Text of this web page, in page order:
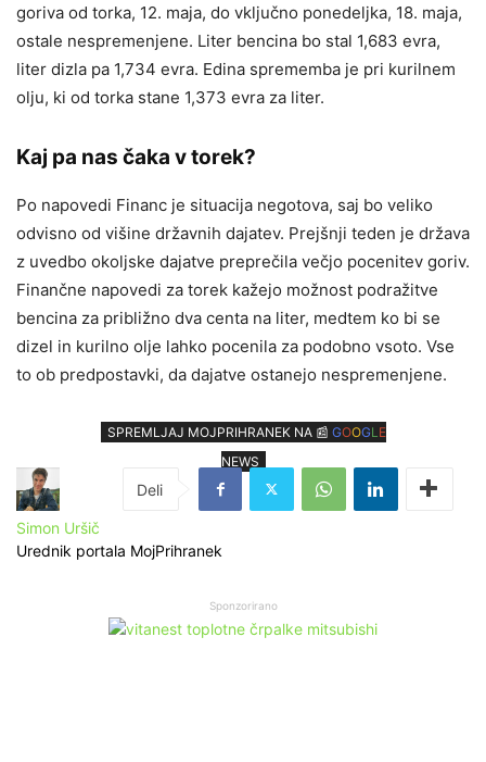
goriva od torka, 12. maja, do vključno ponedeljka, 18. maja,
ostale nespremenjene. Liter bencina bo stal 1,683 evra,
liter dizla pa 1,734 evra. Edina sprememba je pri kurilnem
olju, ki od torka stane 1,373 evra za liter.
Kaj pa nas čaka v torek?
Po napovedi Financ je situacija negotova, saj bo veliko
odvisno od višine državnih dajatev. Prejšnji teden je država
z uvedbo okoljske dajatve preprečila večjo pocenitev goriv.
Finančne napovedi za torek kažejo možnost podražitve
bencina za približno dva centa na liter, medtem ko bi se
dizel in kurilno olje lahko pocenila za podobno vsoto. Vse
to ob predpostavki, da dajatve ostanejo nespremenjene.
SPREMLJAJ MOJPRIHRANEK NA 📰 GOOGL E
NEWS
Simon Uršič
Urednik portala MojPrihranek
Sponzorirano